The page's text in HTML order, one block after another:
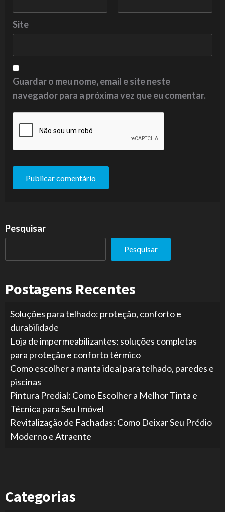
Site
Guardar o meu nome, email e site neste
navegador para a próxima vez que eu comentar.
Pesquisar
Pesquisar
Postagens Recentes
Soluções para telhado: proteção, conforto e
durabilidade
Loja de impermeabilizantes: soluções completas
para proteção e conforto térmico
Como escolher a manta ideal para telhado, paredes e
piscinas
Pintura Predial: Como Escolher a Melhor Tinta e
Técnica para Seu Imóvel
Revitalização de Fachadas: Como Deixar Seu Prédio
Moderno e Atraente
Categorias